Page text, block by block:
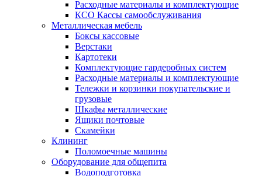
Расходные материалы и комплектующие
КСО Кассы самообслуживания
Металлическая мебель
Боксы кассовые
Верстаки
Картотеки
Комплектующие гардеробных систем
Расходные материалы и комплектующие
Тележки и корзинки покупательские и
грузовые
Шкафы металлические
Ящики почтовые
Скамейки
Клининг
Поломоечные машины
Оборудование для общепита
Водоподготовка